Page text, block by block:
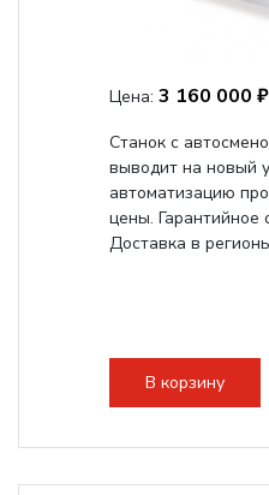
Цена: 3 160 000 ₽
Станок с
выводит на новый
автоматизацию
цены. Гарантийное
Доставка в
В корзину